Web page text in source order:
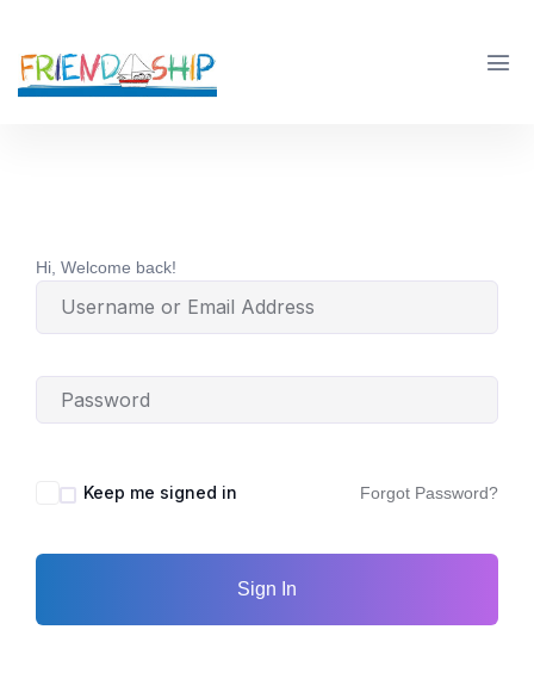
Hi, Welcome back!
Keep me signed in Forgot Password?
Sign In